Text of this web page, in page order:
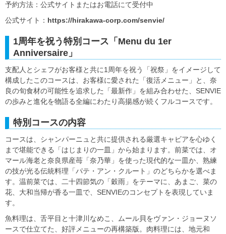
予約方法：公式サイトまたはお電話にて受付中
公式サイト： https://hirakawa-corp.com/senvie/
1周年を祝う特別コース「Menu du 1er
Anniversaire」
支配人とシェフがお客様と共に1周年を祝う「祝祭」をイメージして
構成したこのコースは、お客様に愛された「復活メニュー」と、奈
良の旬食材の可能性を追求した「最新作」を組み合わせた、SENVIE
の歩みと進化を物語る全編にわたり高揚感が続くフルコースです。
特別コースの内容
コースは、シャンパーニュと共に提供される厳選キャビアを心ゆく
まで堪能できる「はじまりの一皿」から始まります。前菜では、オ
マール海老と奈良県産苺「奈乃華」を使った現代的な一皿か、熟練
の技が光る伝統料理「パテ・アン・クルート」のどちらかを選べま
す。温前菜では、二十四節気の「穀雨」をテーマに、あまご、菜の
花、大和当帰が香る一皿で、SENVIEのコンセプトを表現していま
す。
魚料理は、舌平目と十津川なめこ、ムール貝をヴァン・ジョーヌソ
ースで仕立てた、好評メニューの再構築版。肉料理には、地元和